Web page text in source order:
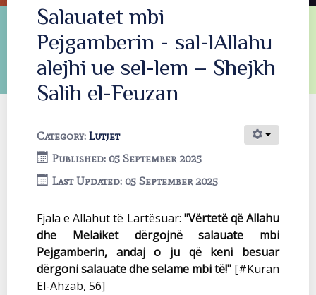
Salauatet mbi
Pejgamberin - sal-lAllahu
alejhi ue sel-lem – Shejkh
Salih el-Feuzan
Category: Lutjet
Published: 05 September 2025
Last Updated: 05 September 2025
Fjala e Allahut të Lartësuar: "Vërtetë që Allahu
dhe Melaiket dërgojnë salauate mbi
Pejgamberin, andaj o ju që keni besuar
dërgoni salauate dhe selame mbi të!" [#Kuran
El-Ahzab, 56]